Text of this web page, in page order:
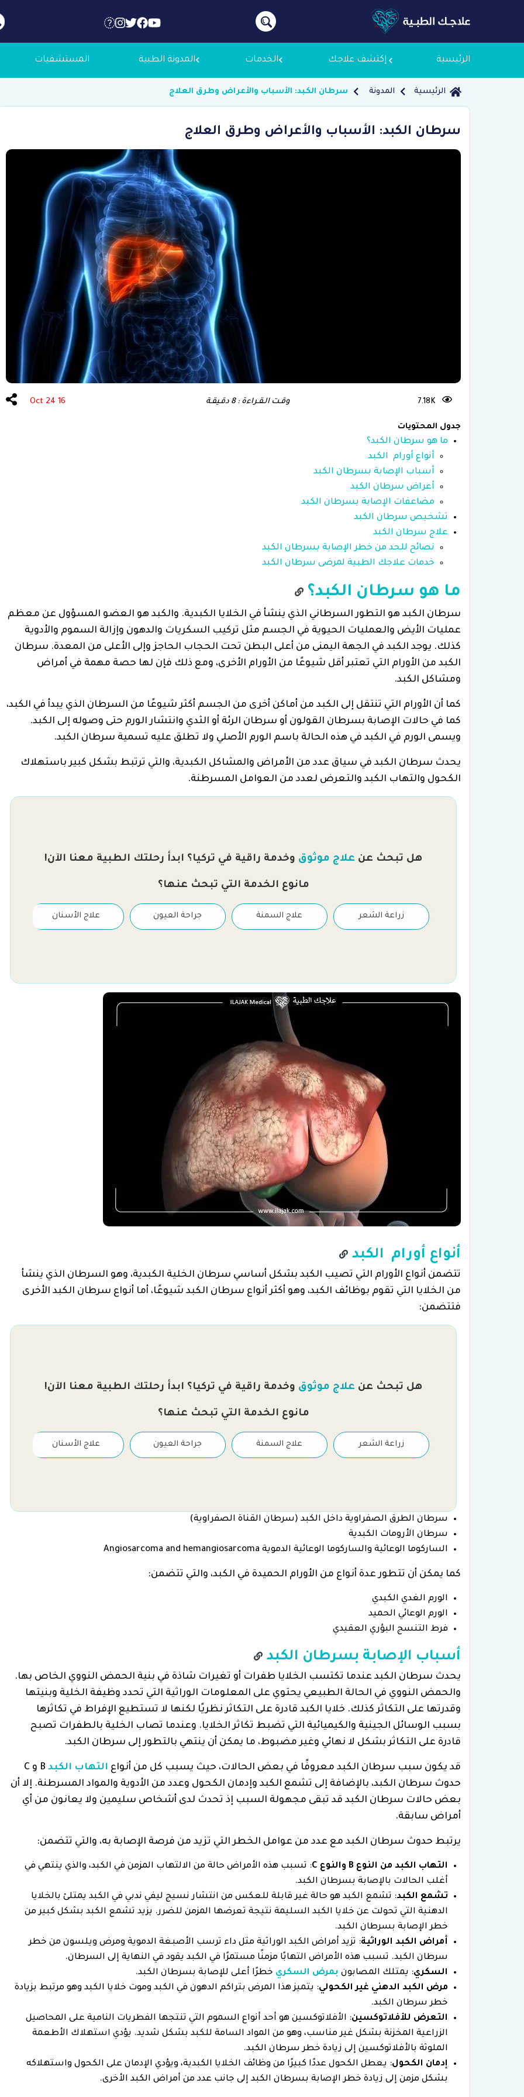
الرئيسية إكتشف علاجك
معلومات عنا
لماذا علاجك الطبية
الخدمات المدونة الطبية المستشفيات
الرئيسية المدونة سرطان الكبد: الأسباب والأعراض وطرق العلاج
سرطان الكبد: الأسباب والأعراض وطرق العلاج
7.18K وقـت الـقـراءة : 8 دقـيقـة 16 Oct 24
جدول المحتويات
ما هو سرطان الكبد؟
أنواع أورام الكبد
أسباب الإصابة بسرطان الكبد
أعراض سرطان الكبد
مضاعفات الإصابة بسرطان الكبد
تشخيص سرطان الكبد
علاج سرطان الكبد
نصائح للحد من خطر الإصابة بسرطان الكبد
خدمات علاجك الطبية لمرضى سرطان الكبد
ما هو سرطان الكبد؟
سرطان الكبد هو التطور السرطاني الذي ينشأ في الخلايا الكبدية. والكبد هو العضو المسؤول عن معظم
عمليات الأيض والعمليات الحيوية في الجسم مثل تركيب السكريات والدهون وإزالة السموم والأدوية
كذلك. يوجد الكبد في الجهة اليمنى من أعلى البطن تحت الحجاب الحاجز وإلى الأعلى من المعدة. سرطان
الكبد من الأورام التي تعتبر أقل شيوعًا من الأورام الأخرى، ومع ذلك فإن لها حصة مهمة في أمراض
ومشاكل الكبد.
كما أن الأورام التي تنتقل إلى الكبد من أماكن أخرى من الجسم أكثر شيوعًا من السرطان الذي يبدأ في الكبد،
كما في حالات الإصابة بسرطان القولون أو سرطان الرئة أو الثدي وانتشار الورم حتى وصوله إلى الكبد.
ويسمى الورم في الكبد في هذه الحالة باسم الورم الأصلي ولا تطلق عليه تسمية سرطان الكبد.
يحدث سرطان الكبد في سياق عدد من الأمراض والمشاكل الكبدية، والتي ترتبط بشكل كبير باستهلاك
الكحول والتهاب الكبد والتعرض لعدد من العوامل المسرطنة.
هل تبحث عن علاج موثوق وخدمة راقية في تركيا؟ ابدأ رحلتك الطبية معنا الآن!
مانوع الخدمة التي تبحث عنها؟
زراعة الشعر علاج السمنة جراحة العيون علاج الأسنان
أنواع أورام الكبد
تتضمن أنواع الأورام التي تصيب الكبد بشكل أساسي سرطان الخلية الكبدية، وهو السرطان الذي ينشأ
من الخلايا التي تقوم بوظائف الكبد، وهو أكثر أنواع سرطان الكبد شيوعًا، أما أنواع سرطان الكبد الأخرى
فتتضمن:
هل تبحث عن علاج موثوق وخدمة راقية في تركيا؟ ابدأ رحلتك الطبية معنا الآن!
مانوع الخدمة التي تبحث عنها؟
زراعة الشعر علاج السمنة جراحة العيون علاج الأسنان
سرطان الطرق الصفراوية داخل الكبد (سرطان القناة الصفراوية)
سرطان الأرومات الكبدية
الساركوما الوعائية والساركوما الوعائية الدموية Angiosarcoma and hemangiosarcoma
كما يمكن أن تتطور عدة أنواع من الأورام الحميدة في الكبد، والتي تتضمن:
الورم الغدي الكبدي
الورم الوعائي الحميد
فرط التنسج البؤري العقيدي
أسباب الإصابة بسرطان الكبد
يحدث سرطان الكبد عندما تكتسب الخلايا طفرات أو تغيرات شاذة في بنية الحمض النووي الخاص بها.
والحمض النووي في الحالة الطبيعي يحتوي على المعلومات الوراثية التي تحدد وظيفة الخلية وبنيتها
وقدرتها على التكاثر كذلك. خلايا الكبد قادرة على التكاثر نظريًا لكنها لا تستطيع الإفراط في تكاثرها
بسبب الوسائل الجينية والكيميائية التي تضبط تكاثر الخلايا. وعندما تصاب الخلية بالطفرات تصبح
قادرة على التكاثر بشكل لا نهائي وغير مضبوط، ما يمكن أن ينتهي بالتطور إلى سرطان الكبد.
قد يكون سبب سرطان الكبد معروفًا في بعض الحالات، حيث يسبب كل من أنواع التهاب الكبد
B و C
حدوث سرطان الكبد، بالإضافة إلى تشمع الكبد وإدمان الكحول وعدد من الأدوية والمواد المسرطنة. إلا أن
بعض حالات سرطان الكبد قد تبقى مجهولة السبب إذ تحدث لدى أشخاص سليمين ولا يعانون من أي
أمراض سابقة.
يرتبط حدوث سرطان الكبد مع عدد من عوامل الخطر التي تزيد من فرصة الإصابة به، والتي تتضمن:
التهاب الكبد من النوع B والنوع C: تسبب هذه الأمراض حالة من الالتهاب المزمن في الكبد، والذي ينتهي في
أغلب الحالات بالإصابة بسرطان الكبد.
تشمع الكبد: تشمع الكبد هو حالة غير قابلة للعكس من انتشار نسيج ليفي ندبي في الكبد يمتلئ بالخلايا
الدهنية التي تحولت عن خلايا الكبد السليمة نتيجة تعرضها المزمن للضرر. يزيد تشمع الكبد بشكل كبير من
خطر الإصابة بسرطان الكبد.
أمراض الكبد الوراثية: تزيد أمراض الكبد الوراثية مثل داء ترسب الأصبغة الدموية ومرض ويلسون من خطر
سرطان الكبد. تسبب هذه الأمراض التهابًا مزمنًا مستمرًا في الكبد يقود في النهاية إلى السرطان.
السكري: يمتلك المصابون بمرض السكري خطرًا أعلى للإصابة بسرطان الكبد.
مرض الكبد الدهني غير الكحولي: يتميز هذا المرض بتراكم الدهون في الكبد وموت خلايا الكبد وهو مرتبط بزيادة
خطر سرطان الكبد.
التعرض للأفلاتوكسين: الأفلاتوكسين هو أحد أنواع السموم التي تنتجها الفطريات النامية على المحاصيل
الزراعية المخزنة بشكل غير مناسب، وهو من المواد السامة للكبد بشكل شديد. يؤدي استهلاك الأطعمة
الملوثة بالأفلاتوكسين إلى زيادة خطر سرطان الكبد.
إدمان الكحول: يعطل الكحول عددًا كبيرًا من وظائف الخلايا الكبدية، ويؤدي الإدمان على الكحول واستهلاكه
بشكل مزمن إلى زيادة خطر الإصابة بسرطان الكبد إلى جانب عدد من أمراض الكبد الأخرى.
زراعة الشعر علاج الأسنان